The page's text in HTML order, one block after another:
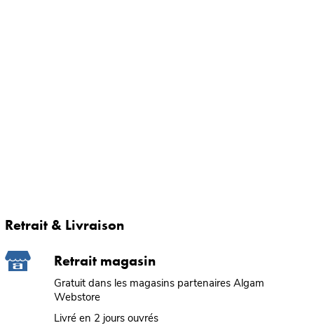
Retrait & Livraison
Retrait magasin
Gratuit dans les magasins partenaires Algam
Webstore
Livré en 2 jours ouvrés